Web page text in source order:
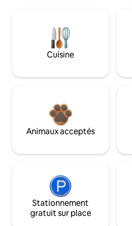
Cuisine
Animaux acceptés
Stationnement
gratuit sur place